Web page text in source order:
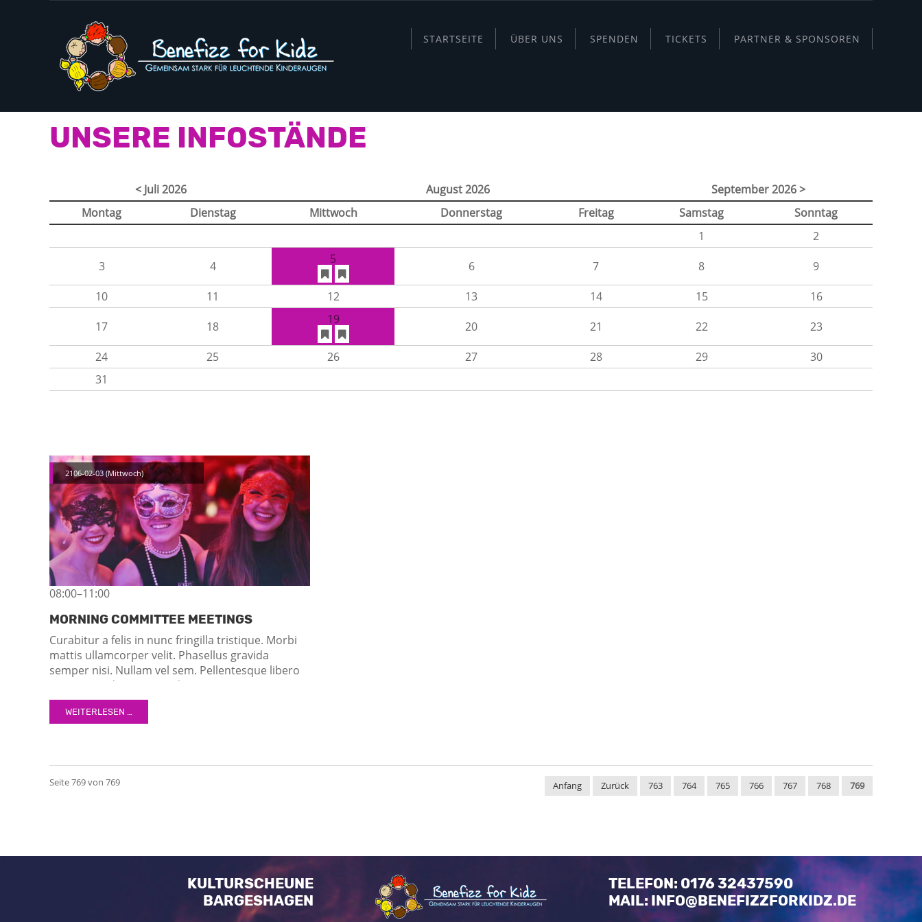
STARTSEITE ÜBER UNS SPENDEN TICKETS PARTNER & SPONSOREN
UNSERE INFOSTÄNDE
< Juli 2026 August 2026
September 2026 >
Montag
Dienstag Mittwoch Donnerstag Freitag Samstag
Sonntag
1
2
3
4 5 6 7 8
9
10
11 12 13 14 15
16
17
18 19 20 21 22
23
24
25 26 27 28 29
30
31
2106-02-03 (Mittwoch)
08:00–11:00
MORNING COMMITTEE MEETINGS
Curabitur a felis in nunc fringilla tristique. Morbi
mattis ullamcorper velit. Phasellus gravida
semper nisi. Nullam vel sem. Pellentesque libero
tortor, tincidunt et, tincidunt eget, semper nec,
quam. Sed hendrerit. Morbi ac felis. Nunc egestas,
augue at pellentesque laoreet.
WEITERLESEN …
Seite 769 von 769 Anfang Zurück 763 764 765 766 767 768 769
KULTURSCHEUNE
BARGESHAGEN
TELEFON: 0176 32437590
MAIL: INFO@BENEFIZZFORKIDZ.DE